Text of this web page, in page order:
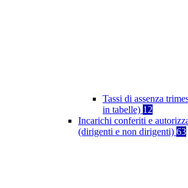
Tassi di assenza
in tabelle) 12
Incarichi conferiti e
(dirigenti e non dirigenti) 63